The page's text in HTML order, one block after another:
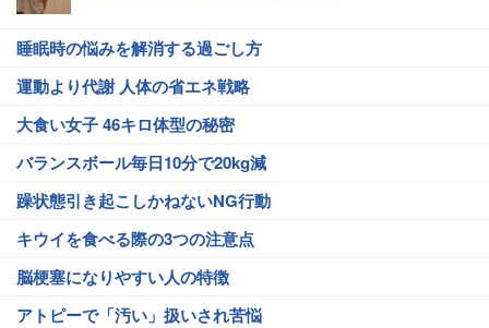
睡眠時の悩みを解消する過ごし方
運動より代謝 人体の省エネ戦略
大食い女子 46キロ体型の秘密
バランスボール毎日10分で20kg減
躁状態引き起こしかねないNG行動
キウイを食べる際の3つの注意点
脳梗塞になりやすい人の特徴
アトピーで「汚い」扱いされ苦悩